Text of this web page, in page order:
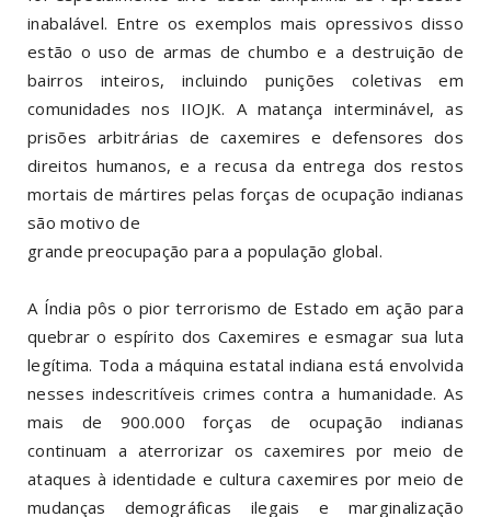
inabalável. Entre os exemplos mais opressivos disso
estão o uso de armas de chumbo e a destruição de
bairros inteiros, incluindo punições coletivas em
comunidades nos IIOJK. A matança interminável, as
prisões arbitrárias de caxemires e defensores dos
direitos humanos, e a recusa da entrega dos restos
mortais de mártires pelas forças de ocupação indianas
são motivo de
grande preocupação para a população global.
A Índia pôs o pior terrorismo de Estado em ação para
quebrar o espírito dos Caxemires e esmagar sua luta
legítima. Toda a máquina estatal indiana está envolvida
nesses indescritíveis crimes contra a humanidade. As
mais de 900.000 forças de ocupação indianas
continuam a aterrorizar os caxemires por meio de
ataques à identidade e cultura caxemires por meio de
mudanças demográficas ilegais e marginalização